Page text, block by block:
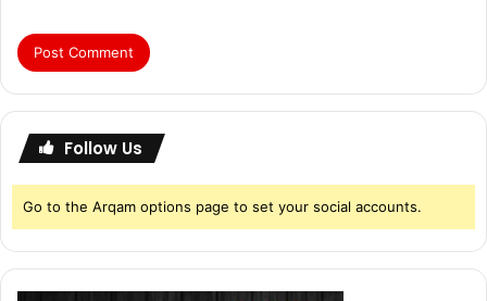
Follow Us
Go to the Arqam options page to set your social accounts.